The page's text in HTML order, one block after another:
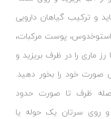
و ترکیب گیاهان دارویی
پوست مرکبات،
ماری را در ظرف بریزید و
خود را بخور دهید.
ظرف تا صورت حدود
روی سرتان یک حوله یا